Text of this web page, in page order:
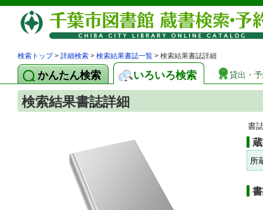
検索トップ> 詳細検索 > 検索結果書誌一覧 > 検索結果書誌詳細
かんたん検索 いろいろ検索 貸出・
検索結果書誌詳細
書
所